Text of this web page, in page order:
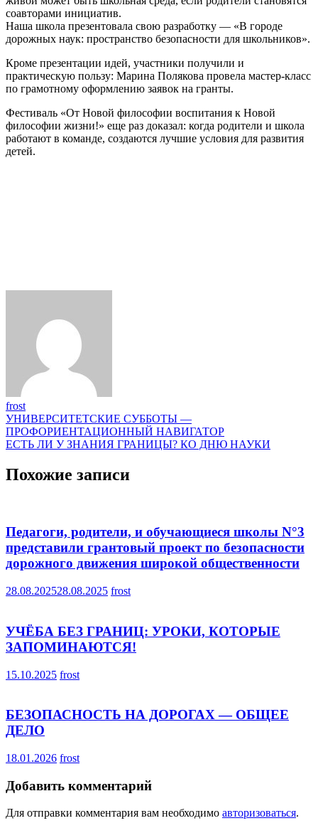
соавторами инициатив.
Наша школа презентовала свою разработку — «В городе
дорожных наук: пространство безопасности для школьников».
Кроме презентации идей, участники получили и
практическую пользу: Марина Полякова провела мастер-класс
по грамотному оформлению заявок на гранты.
Фестиваль «От Новой философии воспитания к Новой
философии жизни!» еще раз доказал: когда родители и школа
работают в команде, создаются лучшие условия для развития
детей.
frost
Навигация
по
УНИВЕРСИТЕТСКИЕ СУББОТЫ —
ПРОФОРИЕНТАЦИОННЫЙ НАВИГАТОР
ЕСТЬ ЛИ У ЗНАНИЯ ГРАНИЦЫ? КО ДНЮ НАУКИ
Похожие записи
Педагоги, родители, и обучающиеся школы N°3
представили грантовый проект по безопасности
дорожного движения широкой общественности
28.08.202528.08.2025 frost
УЧЁБА БЕЗ ГРАНИЦ: УРОКИ, КОТОРЫЕ
ЗАПОМИНАЮТСЯ!
15.10.2025 frost
БЕЗОПАСНОСТЬ НА ДОРОГАХ — ОБЩЕЕ
ДЕЛО
18.01.2026 frost
Добавить комментарий
Для отправки комментария вам необходимо авторизоваться.